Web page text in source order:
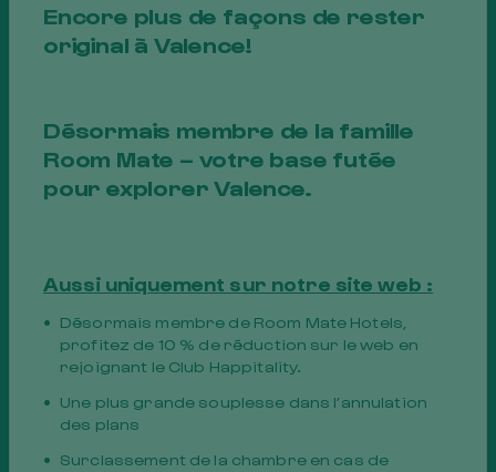
RÉSERVEZ
Réservez pour des séjours de 4 nuits ou plus
Encore plus de façons de rester
original à Valence!
Désormais membre de la famille
Room Mate – votre base futée
pour explorer Valence.
Aussi uniquement sur notre site web :
Désormais membre de Room Mate Hotels,
profitez de 10 % de réduction sur le web en
rejoignant le Club Happitality.
Une plus grande souplesse dans l’annulation
des plans
Surclassement de la chambre en cas de